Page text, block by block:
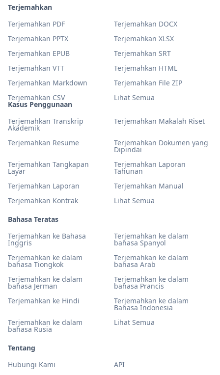
Kasus Penggunaan
Terjemahkan Transkrip
Akademik
Terjemahkan Makalah Riset
Terjemahkan Resume Terjemahkan Dokumen yang
Dipindai
Terjemahkan Tangkapan
Layar
Terjemahkan Laporan
Tahunan
Terjemahkan Laporan
Terjemahkan Manual
Terjemahkan Kontrak
Lihat Semua
Bahasa Teratas
Terjemahkan ke Bahasa
Inggris
Terjemahkan ke dalam
bahasa Spanyol
Terjemahkan ke dalam
bahasa Tiongkok
Terjemahkan ke dalam
bahasa Arab
Terjemahkan ke dalam
bahasa Jerman
Terjemahkan ke dalam
bahasa Prancis
Terjemahkan ke Hindi
Terjemahkan ke dalam
Bahasa Indonesia
Terjemahkan ke dalam
bahasa Rusia
Lihat Semua
Terjemahkan
Terjemahkan PDF
Terjemahkan DOCX
Terjemahkan PPTX
Terjemahkan XLSX
Terjemahkan EPUB
Terjemahkan SRT
Terjemahkan VTT
Terjemahkan HTML
Terjemahkan Markdown
Terjemahkan File ZIP
Terjemahkan CSV
Lihat Semua
Tentang
Hubungi Kami
API